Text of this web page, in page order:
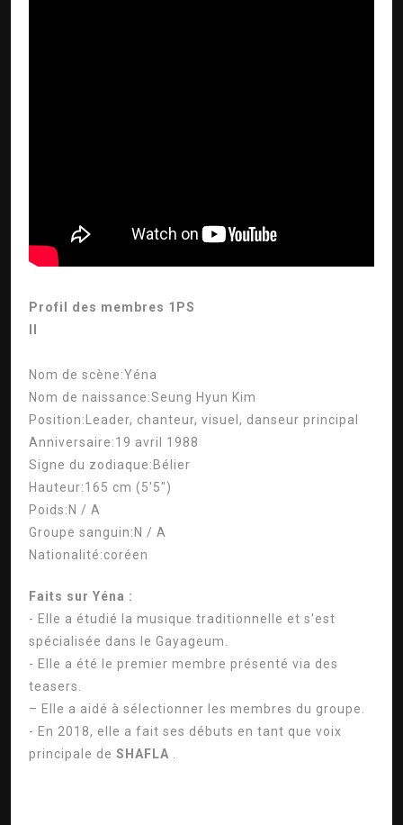
Profil des membres 1PS
Nom de scène:Yéna
Nom de naissance:Seung Hyun Kim
Position:
Leader, chanteur, visuel, danseur principal
Anniversaire:19 avril 1988
Signe du zodiaque: Bélier
Hauteur:165 cm (5'5″)
Poids: N / A
Groupe sanguin: N / A
Nationalité:coréen
Faits sur Yéna :
- Elle a étudié la musique traditionnelle et s'est
spécialisée dans le Gayageum.
- Elle a été le premier membre présenté via des
teasers.
– Elle a aidé à sélectionner les membres du groupe.
- En 2018, elle a fait ses débuts en tant que voix
principale de SHAFLA